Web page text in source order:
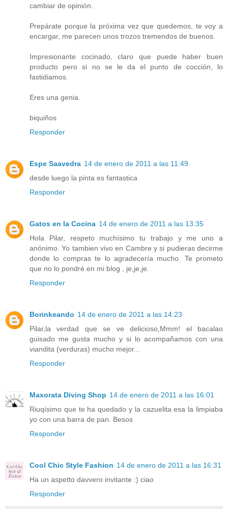
cambiar de opinión.
Prepárate porque la próxima vez que quedemos, te voy a
encargar, me parecen unos trozos tremendos de buenos.
Impresionante cocinado, claro que puede haber buen
producto pero si no se le da el punto de cocción, lo
fastidiamos.
Eres una genia.
biquiños
Responder
Espe Saavedra 14 de enero de 2011 a las 11:49
desde luego la pinta es fantastica
Responder
Gatos en la Cocina 14 de enero de 2011 a las 13:35
Hola Pilar, respeto muchísimo tu trabajo y me uno a
anónimo. Yo tambien vivo en Cambre y si pudieras decirme
donde lo compras te lo agradecería mucho. Te prometo
que no lo pondré en mi blog , je,je,je.
Responder
Borinkeando 14 de enero de 2011 a las 14:23
Pilar,la verdad que se ve delicioso,Mmm! el bacalao
guisado me gusta mucho y si lo acompañamos con una
viandita (verduras) mucho mejor...
Responder
Maxorata Diving Shop 14 de enero de 2011 a las 16:01
Riuqísimo que te ha quedado y la cazuelita esa la limpiaba
yo con una barra de pan. Besos
Responder
Cool Chic Style Fashion 14 de enero de 2011 a las 16:31
Ha un aspetto davvero invitante :) ciao
Responder